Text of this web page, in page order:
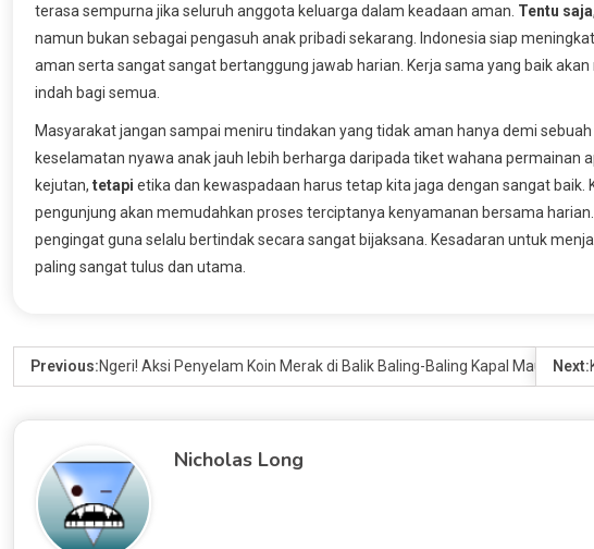
terasa sempurna jika seluruh anggota keluarga dalam keadaan aman. Tentu saja
namun bukan sebagai pengasuh anak pribadi sekarang. Indonesia siap
aman serta sangat sangat bertanggung jawab harian. Kerja sama yang baik
indah bagi semua.
Masyarakat jangan sampai meniru tindakan yang tidak aman hanya demi
keselamatan nyawa anak jauh lebih berharga daripada tiket wahana permainan
kejutan, tetapi etika dan kewaspadaan harus tetap kita jaga dengan sangat
pengunjung akan memudahkan proses terciptanya kenyamanan bersama harian.
pengingat guna selalu bertindak secara sangat bijaksana. Kesadaran untuk
paling sangat tulus dan utama.
Previous:Ngeri! Aksi Penyelam Koin Merak di Balik Baling-Baling Kapal Maut Next:
Nicholas Long